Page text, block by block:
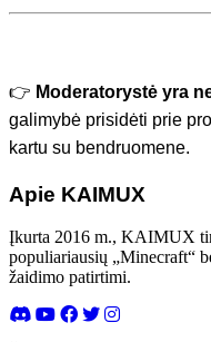
👉 Moderatorystė yra
galimybė prisidėti prie
kartu su bendruomene.
Apie KAIMUX
Įkurta 2016 m., KAIMUX
populiariausių „Minecraft“
žaidimo patirtimi.